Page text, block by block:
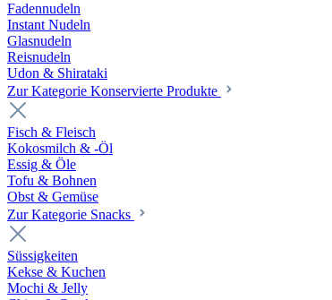
Fadennudeln
Instant Nudeln
Glasnudeln
Reisnudeln
Udon & Shirataki
Zur Kategorie Konservierte Produkte
Fisch & Fleisch
Kokosmilch & -Öl
Essig & Öle
Tofu & Bohnen
Obst & Gemüse
Zur Kategorie Snacks
Süssigkeiten
Kekse & Kuchen
Mochi & Jelly